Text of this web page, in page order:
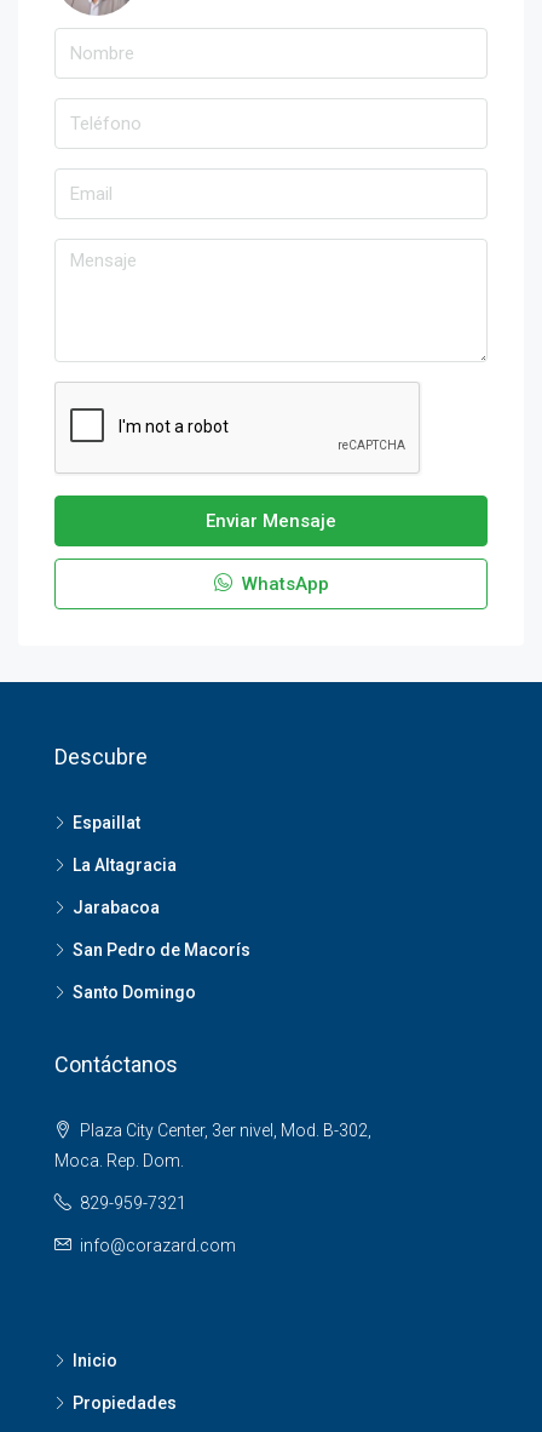
Enviar Mensaje
WhatsApp
Descubre
Espaillat
La Altagracia
Jarabacoa
San Pedro de Macorís
Santo Domingo
Contáctanos
Plaza City Center, 3er nivel, Mod. B-302,
Moca. Rep. Dom.
829-959-7321
info@corazard.com
Inicio
Propiedades